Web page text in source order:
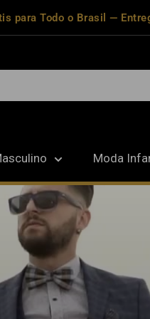
para Todo o Brasil —
Moda